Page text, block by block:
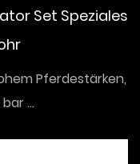
Set Speziales
Pferdestärken,
Systemdruck: 1200 bar ...